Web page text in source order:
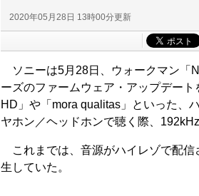
2020年05月28日 13時00分更新
ソニーは5月28日、ウォークマン「
ーズのファームウェア・アップデー
HD」や「mora qualitas」といった、
ヤホン／ヘッドホンで聴く際、
これまでは、音源がハイレゾで配信
生していた。